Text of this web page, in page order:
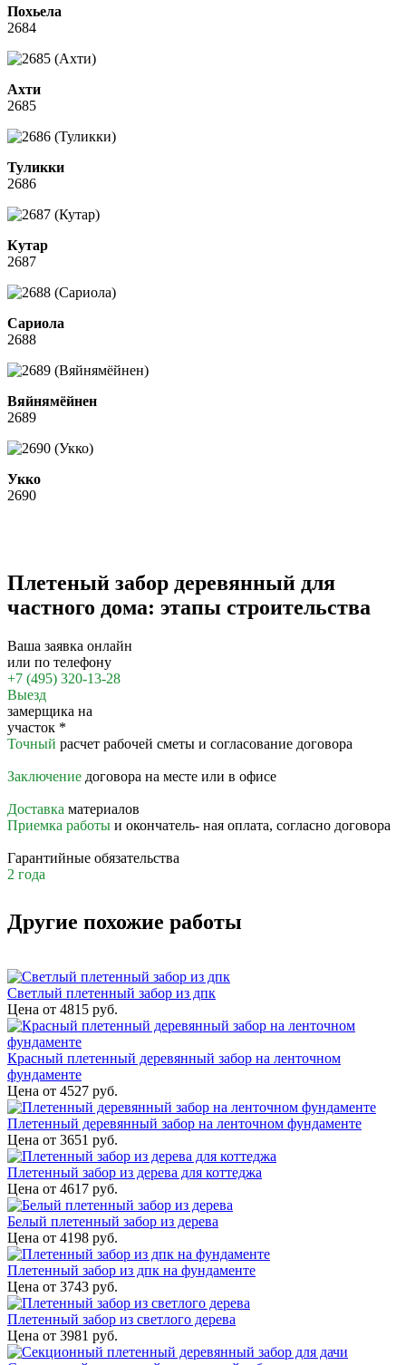
Похьела
2684
Ахти
2685
Туликки
2686
Кутар
2687
Сариола
2688
Вяйнямёйнен
2689
Укко
2690
Плетеный забор деревянный для
частного дома: этапы строительства
Ваша заявка онлайн
или по телефону
+7 (495) 320-13-28
Выезд
замерщика на
участок *
Точный расчет рабочей сметы и согласование договора
Заключение договора на месте или в офисе
Доставка материалов
Приемка работы и окончатель- ная оплата, согласно договора
Гарантийные обязательства
2 года
Другие похожие работы
Светлый плетенный забор из дпк
Цена от 4815 руб.
Красный плетенный деревянный забор на ленточном
фундаменте
Цена от 4527 руб.
Плетенный деревянный забор на ленточном фундаменте
Цена от 3651 руб.
Плетенный забор из дерева для коттеджа
Цена от 4617 руб.
Белый плетенный забор из дерева
Цена от 4198 руб.
Плетенный забор из дпк на фундаменте
Цена от 3743 руб.
Плетенный забор из светлого дерева
Цена от 3981 руб.